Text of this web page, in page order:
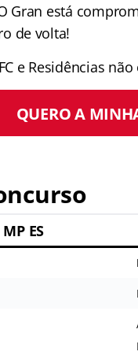
Gran está
de volta!
e Residências
QUERO A
ES